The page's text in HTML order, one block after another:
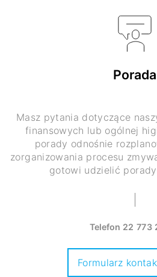
Porada
Masz pytania dotyczące
finansowych lub ogólnej
porady odnośnie
zorganizowania procesu
gotowi udzielić
Telefon 22 773
Formularz